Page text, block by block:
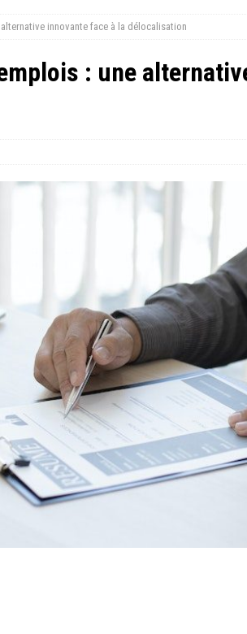
innovante face à la délocalisation
: une